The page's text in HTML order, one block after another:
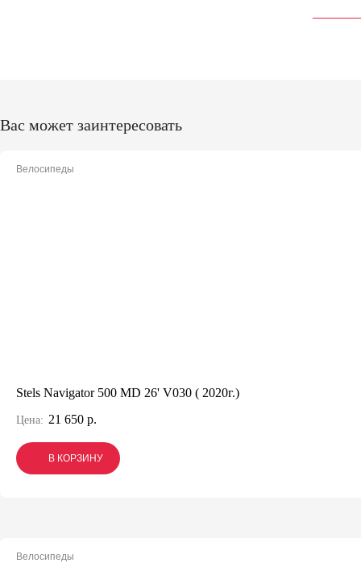
Вас может заинтересовать
Велосипеды
Stels Navigator 500 MD 26' V030 ( 2020г.)
Цена: 21 650 р.
В КОРЗИНУ
В КОРЗИНУ
В КОРЗИНУ
Велосипеды